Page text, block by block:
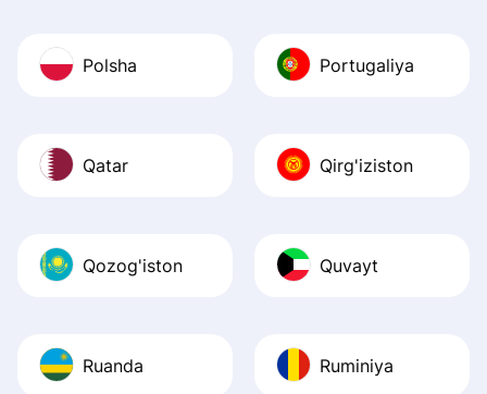
Polsha Portugaliya
Qatar Qirg'iziston
Qozog'iston Quvayt
Ruanda Ruminiya